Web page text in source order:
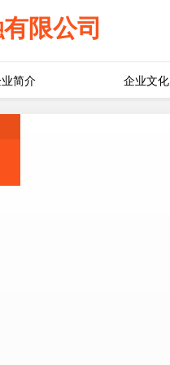
限公司
简介 企业文化